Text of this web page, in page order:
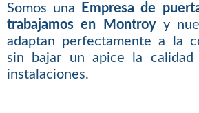
Somos una
Empresa de
trabajamos en Montroyy
adaptan perfectamente a la
sin bajar un apice la
instalaciones.